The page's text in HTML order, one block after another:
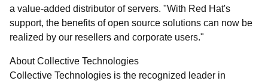
a value-added distributor of servers. "With Red Hat's
support, the benefits of open source solutions can now be
realized by our resellers and corporate users."
About Collective Technologies
Collective Technologies is the recognized leader in